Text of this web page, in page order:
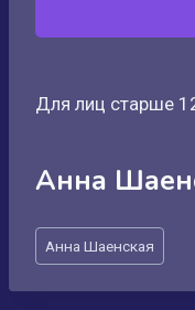
Для лиц старше
Анна
Метки
записи:
Анна Шаенская